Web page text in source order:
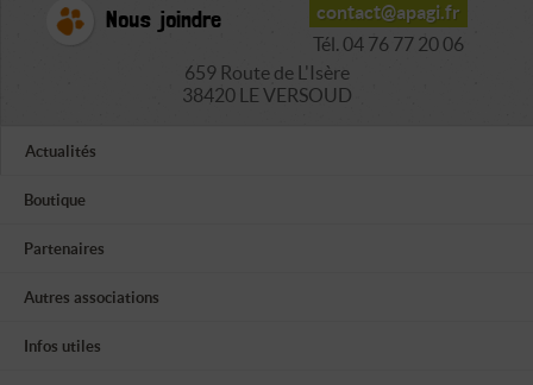
Nous joindre
contact@apagi.fr
Tél. 04 76 77 20 06
659 Route de L'Isère
38420 LE VERSOUD
Actualités
Boutique
Partenaires
Autres associations
Infos utiles